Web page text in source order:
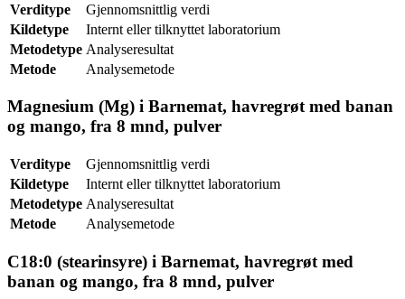
Verditype
Gjennomsnittlig verdi
Kildetype
Internt eller tilknyttet laboratorium
Metodetype Analyseresultat
Metode
Analysemetode
Magnesium (Mg) i Barnemat, havregrøt med banan
og mango, fra 8 mnd, pulver
Verditype
Gjennomsnittlig verdi
Kildetype
Internt eller tilknyttet laboratorium
Metodetype Analyseresultat
Metode
Analysemetode
C18:0 (stearinsyre) i Barnemat, havregrøt med
banan og mango, fra 8 mnd, pulver